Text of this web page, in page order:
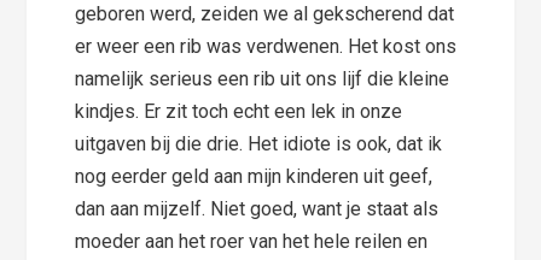
geboren werd, zeiden we al gekscherend dat
er weer een rib was verdwenen. Het kost ons
namelijk serieus een rib uit ons lijf die kleine
kindjes. Er zit toch echt een lek in onze
uitgaven bij die drie. Het idiote is ook, dat ik
nog eerder geld aan mijn kinderen uit geef,
dan aan mijzelf. Niet goed, want je staat als
moeder aan het roer van het hele reilen en